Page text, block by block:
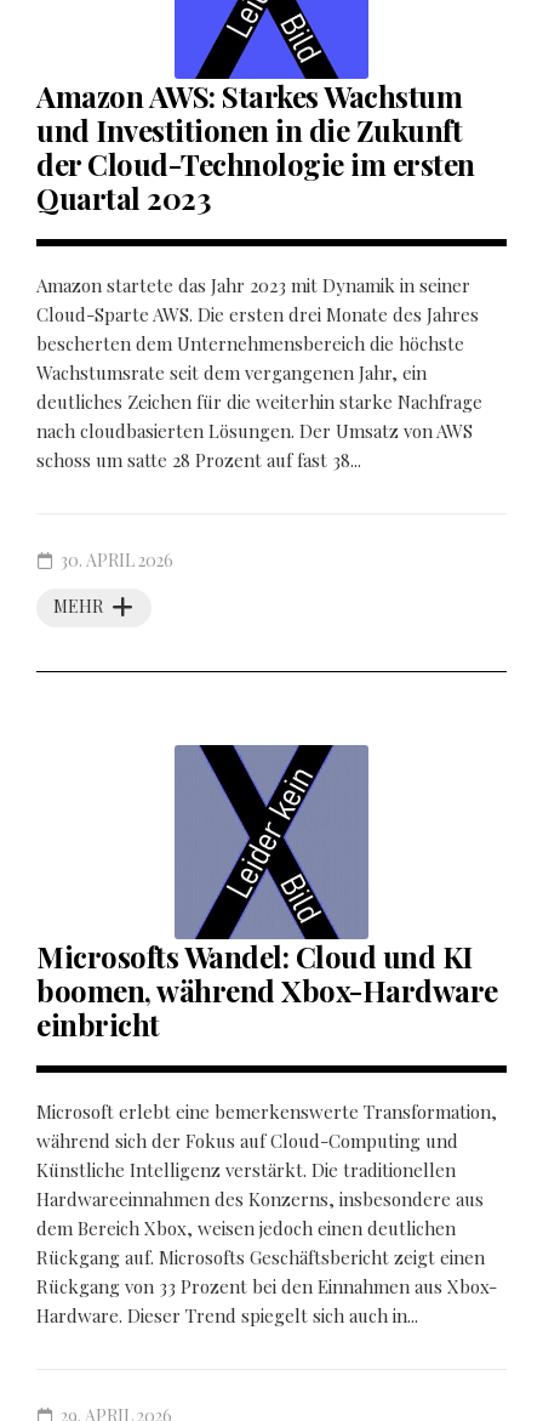
Amazon AWS: Starkes Wachstum
und Investitionen in die Zukunft
der Cloud-Technologie im ersten
Quartal 2023
Amazon startete das Jahr 2023 mit Dynamik in seiner
Cloud-Sparte AWS. Die ersten drei Monate des Jahres
bescherten dem Unternehmensbereich die höchste
Wachstumsrate seit dem vergangenen Jahr, ein
deutliches Zeichen für die weiterhin starke Nachfrage
nach cloudbasierten Lösungen. Der Umsatz von AWS
schoss um satte 28 Prozent auf fast 38...
MEHR
30. APRIL 2026
Microsofts Wandel: Cloud und KI
boomen, während Xbox-Hardware
einbricht
Microsoft erlebt eine bemerkenswerte Transformation,
während sich der Fokus auf Cloud-Computing und
Künstliche Intelligenz verstärkt. Die traditionellen
Hardwareeinnahmen des Konzerns, insbesondere aus
dem Bereich Xbox, weisen jedoch einen deutlichen
Rückgang auf. Microsofts Geschäftsbericht zeigt einen
Rückgang von 33 Prozent bei den Einnahmen aus Xbox-
Hardware. Dieser Trend spiegelt sich auch in...
29. APRIL 2026